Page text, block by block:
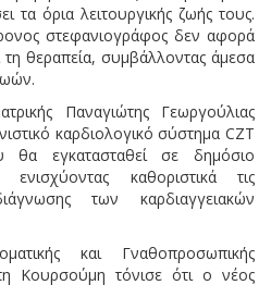
τα όρια λειτουργικής ζωής τους.
στεφανιογράφος δεν αφορά
θεραπεία, συμβάλλοντας άμεσα
Παναγιώτης Γεωργούλιας
καρδιολογικό σύστημα CZT
εγκατασταθεί σε δημόσιο
καθοριστικά τις
των καρδιαγγειακών
και Γναθοπροσωπικής
Κουρσούμη τόνισε ότι ο νέος